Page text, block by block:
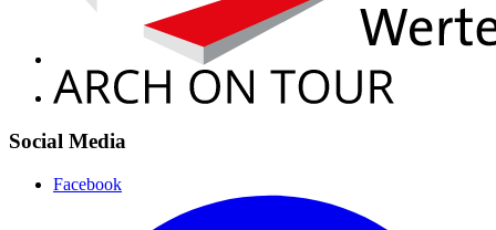
Social Media
Facebook